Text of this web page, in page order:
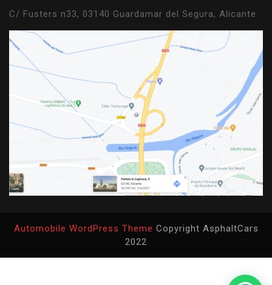
C/ Fusters n33, 03140 Guardamar del Segura, Alicante
Automobile WordPress Theme Copyright AsphaltCars
2022